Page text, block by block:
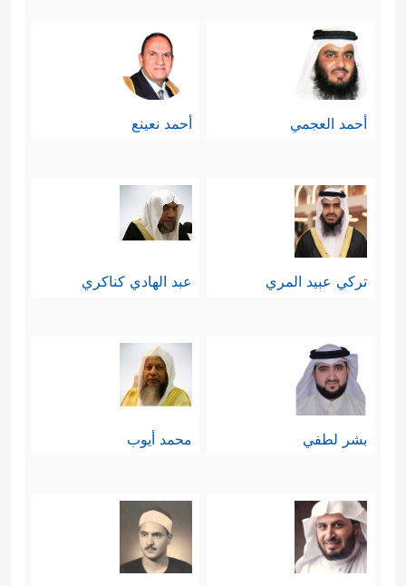
أحمد العجمي أحمد نعينع
تركي عبيد المري عبد الهادي كناكري
بشر لطفي محمد أيوب